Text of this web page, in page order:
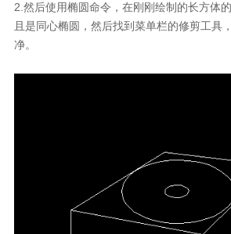
2. 然后使用椭圆命令，在刚刚绘制的长方体
且是同心椭圆，然后找到菜单栏的修剪工具
净。